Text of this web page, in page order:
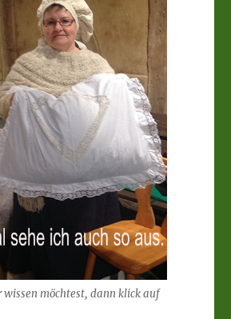
wissen möchtest, dann klick auf